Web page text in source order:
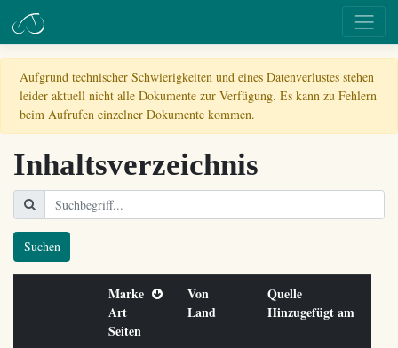
Aufgrund technischer Schwierigkeiten und eines Datenverlustes stehen
leider aktuell nicht alle Dokumente zur Verfügung. Es kann zu Fehlern
beim Aufrufen einzelner Dokumente kommen.
Inhaltsverzeichnis
Suchen
Marke
Art
Seiten
Von
Land
Quelle
Hinzugefügt am